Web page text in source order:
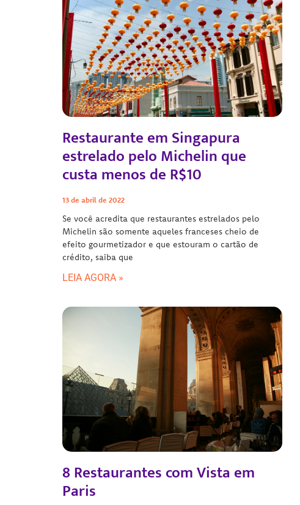
Restaurante em Singapura
estrelado pelo Michelin que
custa menos de R$10
13 de abril de 2022
Se você acredita que restaurantes estrelados pelo
Michelin são somente aqueles franceses cheio de
efeito gourmetizador e que estouram o cartão de
crédito, saiba que
LEIA AGORA »
8 Restaurantes com Vista em
Paris